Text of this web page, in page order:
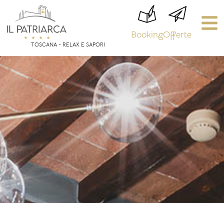
TOSCANA - RELAX E SAPORI
BookingOfferte